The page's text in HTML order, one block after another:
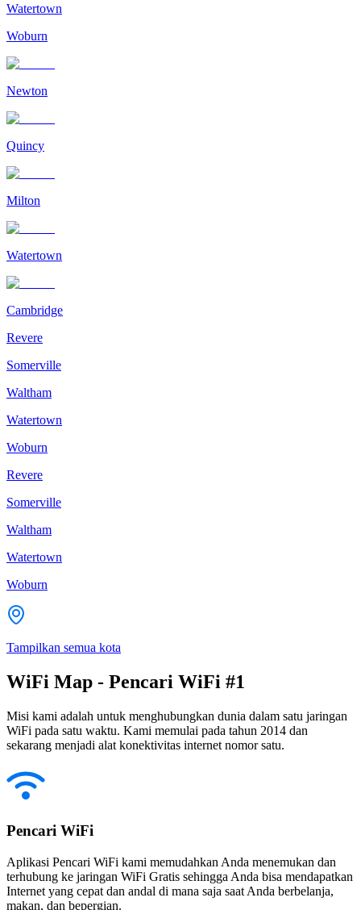
Watertown
Woburn
Newton
Quincy
Milton
Watertown
Cambridge
Revere
Somerville
Waltham
Watertown
Woburn
Revere
Somerville
Waltham
Watertown
Woburn
Tampilkan semua kota
WiFi Map - Pencari WiFi #1
Misi kami adalah untuk menghubungkan dunia dalam satu jaringan
WiFi pada satu waktu. Kami memulai pada tahun 2014 dan
sekarang menjadi alat konektivitas internet nomor satu.
Pencari WiFi
Aplikasi Pencari WiFi kami memudahkan Anda menemukan dan
terhubung ke jaringan WiFi Gratis sehingga Anda bisa mendapatkan
Internet yang cepat dan andal di mana saja saat Anda berbelanja,
makan, dan bepergian.